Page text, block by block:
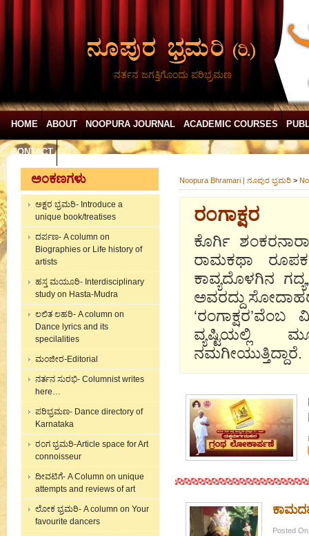
ನರ್ತನ ಜಗತ್ತಿಗೊಂದು ಪರಿಭ್ರಮಣ
HOME ABOUT NOOPURA JOURNAL ACADEMIC COURSES
CONTACT
ಅಂಕಣಗಳು
ಅಕ್ಷರ ಭ್ರಮರಿ- Introduce a
unique book/treatises
ದರ್ಪಣ- A column on
Biographies or Life history of
artists
ಹಸ್ತ ಮಯೂರಿ- Interdisciplinary
study on Hasta-Mudra
ಲಲಿತ ಲಹರಿ- A column on
Dance lyrics and its
specilalities
ಮಂಜೀರ-Editorial
ನರ್ತನ ಸುರಭಿ- Columnist writes
here…
ಪರಿಭ್ರಮಣ- Dance directory of
Karnataka
ರಂಗ ಭ್ರಮರಿ-Article space for Art
connoisseur
ದೀವಟಿಗೆ- A Column on unique
attempts and reviews of art
ಲೋಕ ಭ್ರಮರಿ- A column on Your
favourite dancers
Noopura Bhramari | ನೂಪುರ ಭ್ರಮರಿ >
ರಂಗಾಕ್ಷರ
ಕೊರ್ಗಿ
ರಾಮಕಥಾ
ಕಾವ್ಯದೊಳಗಿನ
ಅವರದ್ದು
ವ್ಯಷ್ಟಿಯಲ್ಲಿ
ನಮಗೀಯುತ್ತಿದ್ದಾರೆ.
Posted